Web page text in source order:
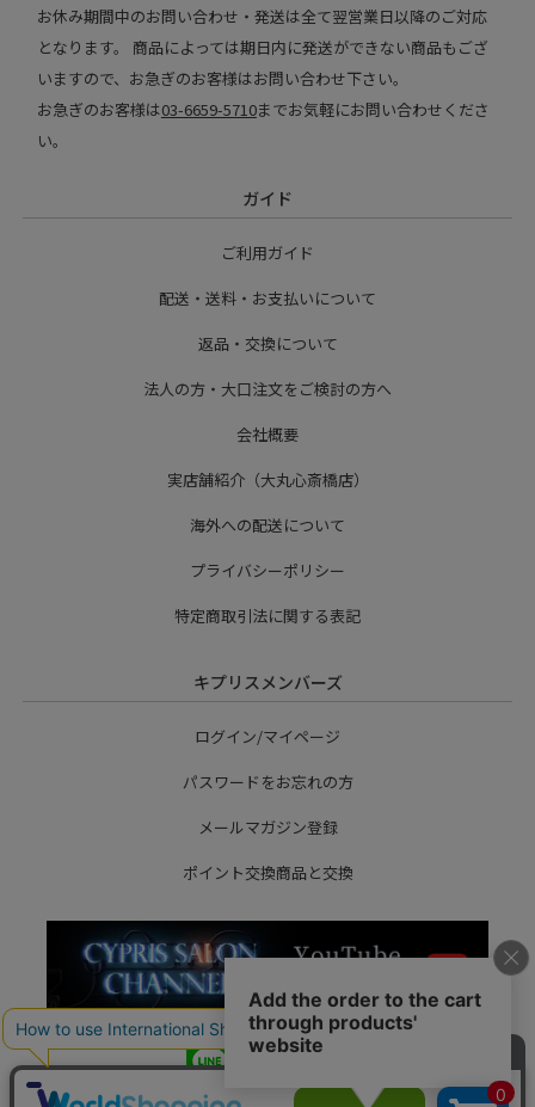
お休み期間中のお問い合わせ・発送は全て翌営業日以降のご対応
となります。 商品によっては期日内に発送ができない商品もござ
いますので、お急ぎのお客様はお問い合わせ下さい。
お急ぎのお客様は03-6659-5710までお気軽にお問い合わせくださ
い。
ガイド
ご利用ガイド
配送・送料・お支払いについて
返品・交換について
法人の方・大口注文をご検討の方へ
会社概要
実店舗紹介（大丸心斎橋店）
海外への配送について
プライバシーポリシー
特定商取引法に関する表記
キプリスメンバーズ
ログイン/マイページ
パスワードをお忘れの方
メールマガジン登録
ポイント交換商品と交換